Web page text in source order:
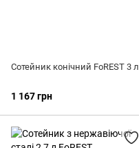
Сотейник конічний FoREST 3 л
1 167 грн